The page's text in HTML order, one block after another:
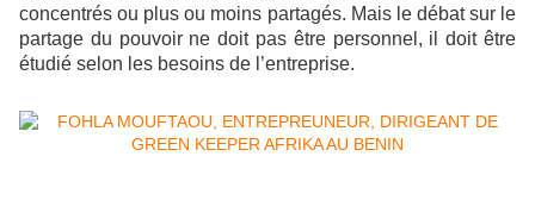
concentrés ou plus ou moins partagés. Mais le débat sur le
partage du pouvoir ne doit pas être personnel, il doit être
étudié selon les besoins de l’entreprise.